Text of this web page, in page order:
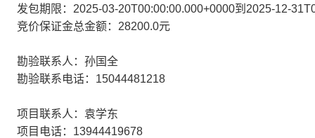
发包期限：2025-03-20T00:00:00.000+0000到2025-12-
竞价保证金总金额：28200.0元
勘验联系人：孙国全
勘验联系电话：15044481218
项目联系人：袁学东
项目电话：13944419678